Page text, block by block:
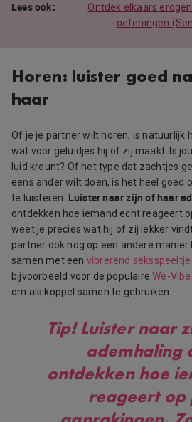
Ontdek elkaars
oefeningen
Horen: luister goed
haar
Of je je partner wilt horen, is natuurlijk
wat voor geluidjes hij of zij maakt. Is
luid kreunt? Of het type dat zachtjes
eens ander wilt doen, is het heel goed
te luisteren. Luister naar zijn of haar
ontdekken hoe iemand echt reageert
weet je precies wat hij of zij lekker
partner ook nog op een andere
samen met een vibrerend seksspeeltje
bijvoorbeeld voor de populaireWe-Vibe
om als koppel samen te gebruiken.
Tip!Luister naar
ademhaling
ontdekken hoe
reageert op